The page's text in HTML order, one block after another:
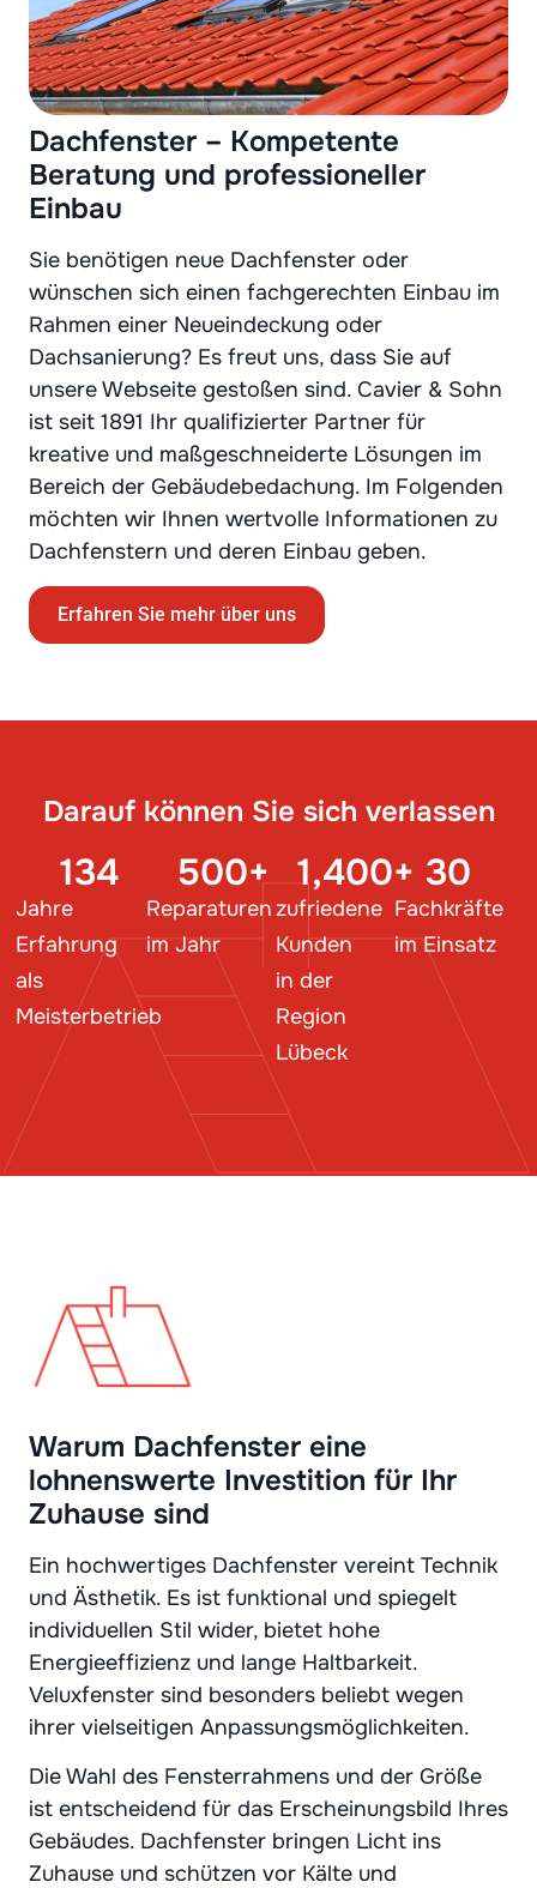
Dachfenster – Kompetente
Beratung und professioneller
Einbau
Sie benötigen neue Dachfenster oder
wünschen sich einen fachgerechten Einbau im
Rahmen einer Neueindeckung oder
Dachsanierung? Es freut uns, dass Sie auf
unsere Webseite gestoßen sind. Cavier & Sohn
ist seit 1891 Ihr qualifizierter Partner für
kreative und maßgeschneiderte Lösungen im
Bereich der Gebäudebedachung. Im Folgenden
möchten wir Ihnen wertvolle Informationen zu
Dachfenstern und deren Einbau geben.
Erfahren Sie mehr über uns
Darauf können Sie sich verlassen
Jahre
Erfahrung
als
Meisterbetrieb
134
Reparaturen
im Jahr
500+
zufriedene
Kunden
in der
Region
Lübeck
1,400+
Fachkräfte
im Einsatz
30
Warum Dachfenster eine
lohnenswerte Investition für Ihr
Zuhause sind
Ein hochwertiges Dachfenster vereint Technik
und Ästhetik. Es ist funktional und spiegelt
individuellen Stil wider, bietet hohe
Energieeffizienz und lange Haltbarkeit.
Veluxfenster sind besonders beliebt wegen
ihrer vielseitigen Anpassungsmöglichkeiten.
Die Wahl des Fensterrahmens und der Größe
ist entscheidend für das Erscheinungsbild Ihres
Gebäudes. Dachfenster bringen Licht ins
Zuhause und schützen vor Kälte und